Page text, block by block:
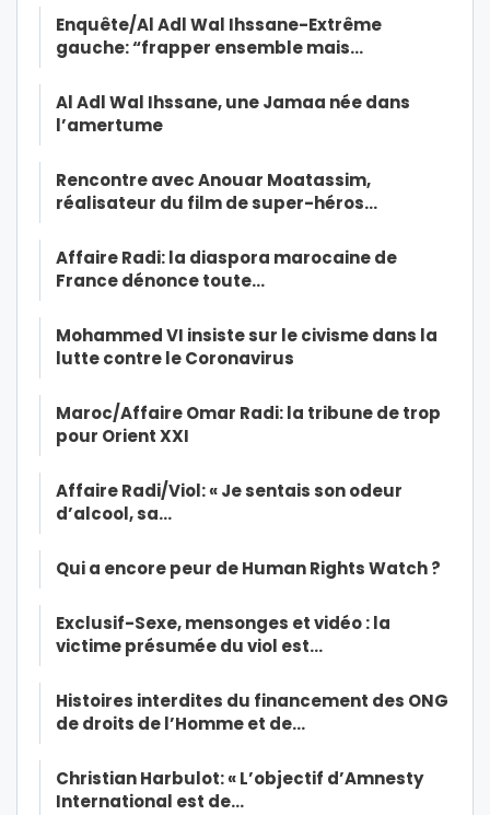
Enquête/Al Adl Wal Ihssane-Extrême
gauche: “frapper ensemble mais…
Al Adl Wal Ihssane, une Jamaa née dans
l’amertume
Rencontre avec Anouar Moatassim,
réalisateur du film de super-héros…
Affaire Radi: la diaspora marocaine de
France dénonce toute…
Mohammed VI insiste sur le civisme dans la
lutte contre le Coronavirus
Maroc/Affaire Omar Radi: la tribune de trop
pour Orient XXI
Affaire Radi/Viol: « Je sentais son odeur
d’alcool, sa…
Qui a encore peur de Human Rights Watch ?
Exclusif-Sexe, mensonges et vidéo : la
victime présumée du viol est…
Histoires interdites du financement des ONG
de droits de l’Homme et de…
Christian Harbulot: « L’objectif d’Amnesty
International est de…